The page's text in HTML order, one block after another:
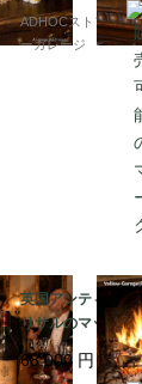
ツ製）
ADHOCストア・イ
ーガレージ
英国アンティーク
りサルのマッチホ
ー＆灰皿付きオブ
68,000 円